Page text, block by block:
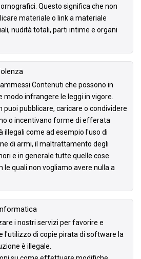
Questo significa che non
materiale o link a materiale
nudità totali, parti intime e organi
Contenuti che possono in
modo infrangere le leggi in vigore.
puoi pubblicare, caricare o condividere
o incentivano forme di efferata
illegali come ad esempio l'uso di
di armi, il maltrattamento degli
e in generale tutte quelle cose
le quali non vogliamo avere nulla a
i nostri servizi per favorire e
l'utilizzo di copie pirata di software la
è illegale.